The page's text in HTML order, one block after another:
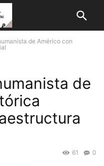
de Américo con
de
0
61